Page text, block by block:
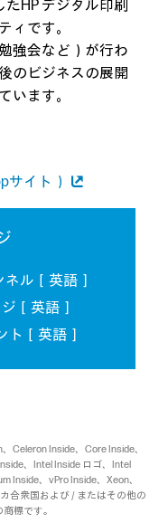
HP デジタル印刷
ィです。
強会など）が行わ
のビジネスの展開
います。
サイト）
ル［英語］
［英語］
ト［英語］
Celeron Inside、Core Inside、
、Intel Inside ロゴ、Intel
Inside、vPro Inside、Xeon、
合衆国および / またはその他の
標です。